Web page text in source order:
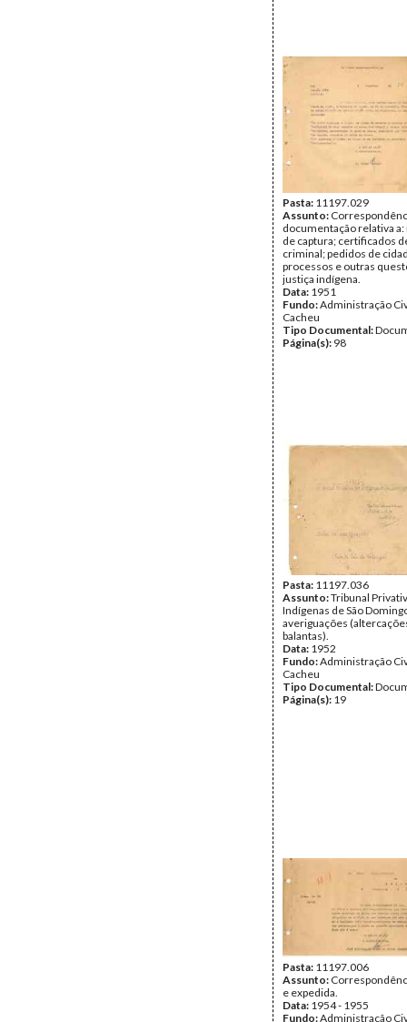
Pasta: 11197.029
Assunto:
documentação relativa
de captura; certificados
criminal; pedidos de
processos e outras
justiça indígena.
Data: 1951
Fundo:Administração
Cacheu
Tipo Documental:
Página(s): 98
Pasta: 11197.036
Assunto:Tribunal
Indígenas de São
averiguações
balantas).
Data: 1952
Fundo:Administração
Cacheu
Tipo Documental:
Página(s): 19
Pasta: 11197.006
Assunto:
e expedida.
Data: 1954 - 1955
Fundo:Administração